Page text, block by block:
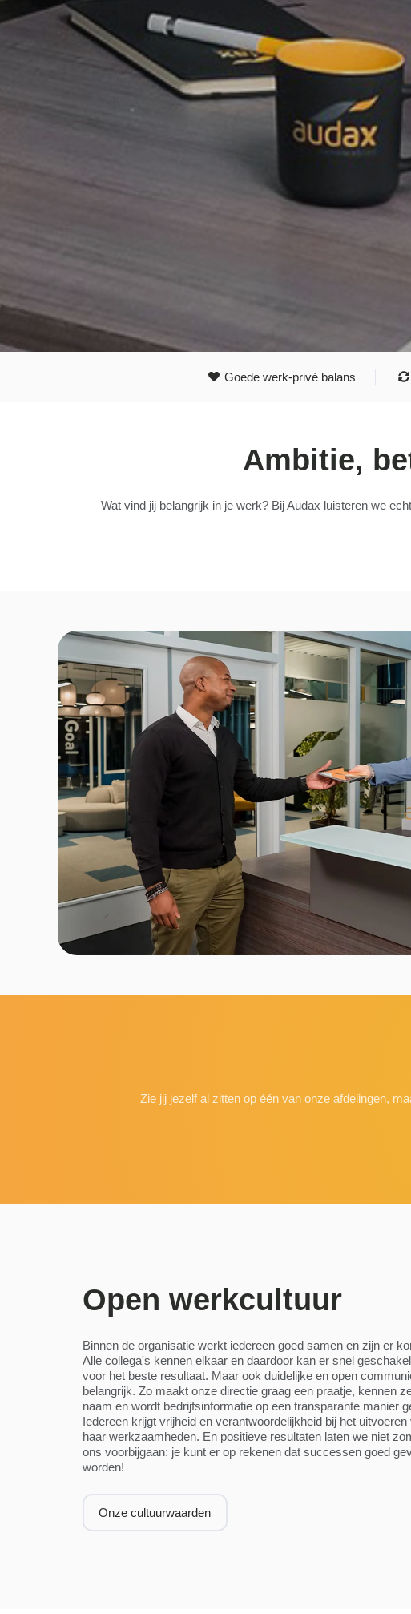
Goede werk-privé balans
Ambitie,
Wat vind jij belangrijk in je werk? Bij Audax luisteren we
Zie jij jezelf al zitten op één van onze afdelingen,
Open werkcultuur
Binnen de organisatie werkt iedereen goed samen en zijn er
Alle collega's kennen elkaar en daardoor kan er snel
voor het beste resultaat. Maar ook duidelijke en open
belangrijk. Zo maakt onze directie graag een praatje, kennen
naam en wordt bedrijfsinformatie op een transparante manier
Iedereen krijgt vrijheid en verantwoordelijkheid bij het uitvoeren
haar werkzaamheden. En positieve resultaten laten we niet
ons voorbijgaan: je kunt er op rekenen dat successen goed
worden!
Onze cultuurwaarden